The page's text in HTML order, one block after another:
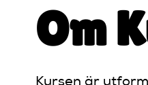
Om
Kursen är